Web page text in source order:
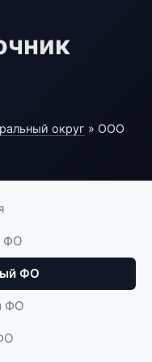
округ » ООО
ФО
ФО
ФО